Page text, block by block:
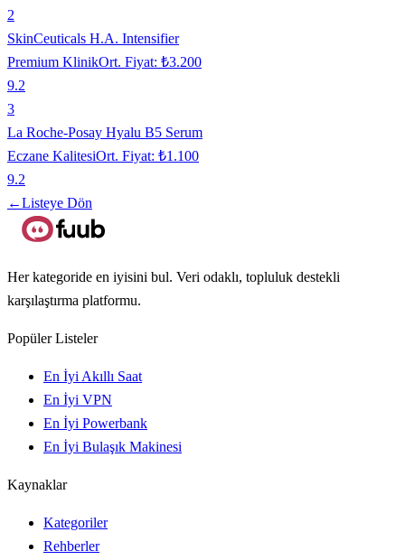
2
SkinCeuticals H.A. Intensifier
Premium KlinikOrt. Fiyat: ₺3.200
9.2
3
La Roche-Posay Hyalu B5 Serum
Eczane KalitesiOrt. Fiyat: ₺1.100
9.2
←Listeye Dön
Her kategoride en iyisini bul. Veri odaklı, topluluk destekli
karşılaştırma platformu.
Popüler Listeler
En İyi Akıllı Saat
En İyi VPN
En İyi Powerbank
En İyi Bulaşık Makinesi
Kaynaklar
Kategoriler
Rehberler